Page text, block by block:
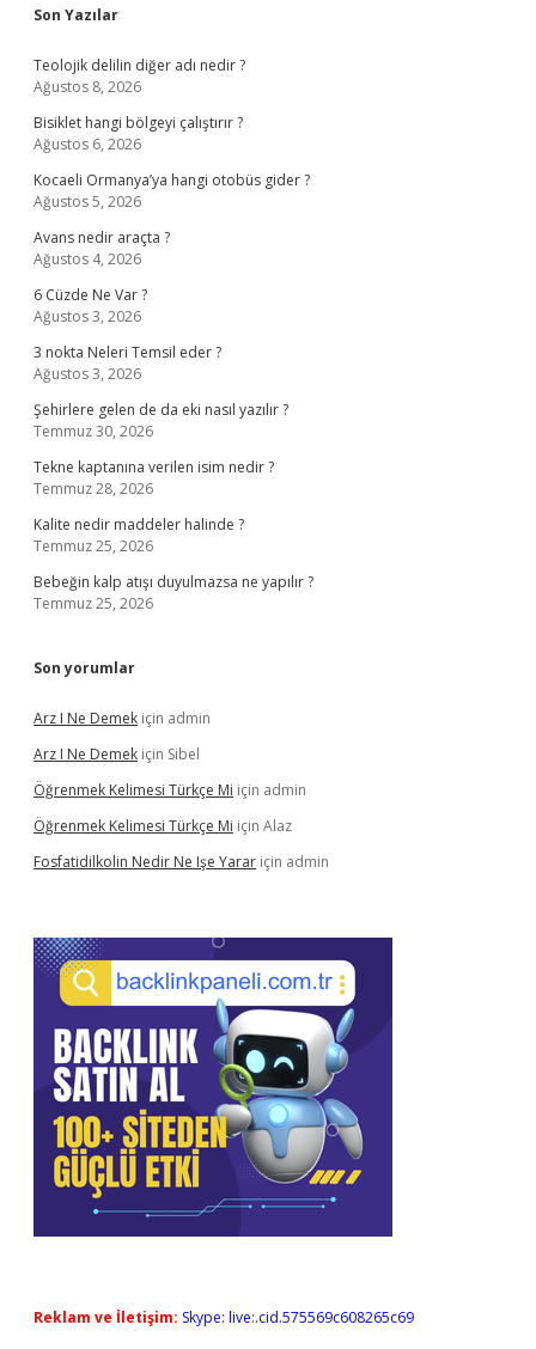
Sidebar
Son Yazılar
Teolojik delilin diğer adı nedir ?
Ağustos 8, 2026
Bisiklet hangi bölgeyi çalıştırır ?
Ağustos 6, 2026
Kocaeli Ormanya’ya hangi otobüs gider ?
Ağustos 5, 2026
Avans nedir araçta ?
Ağustos 4, 2026
6 Cüzde Ne Var ?
Ağustos 3, 2026
3 nokta Neleri Temsil eder ?
Ağustos 3, 2026
Şehirlere gelen de da eki nasıl yazılır ?
Temmuz 30, 2026
Tekne kaptanına verilen isim nedir ?
Temmuz 28, 2026
Kalite nedir maddeler halinde ?
Temmuz 25, 2026
Bebeğin kalp atışı duyulmazsa ne yapılır ?
Temmuz 25, 2026
Son yorumlar
Arz I Ne Demek için admin
Arz I Ne Demek için Sibel
Öğrenmek Kelimesi Türkçe Mi için admin
Öğrenmek Kelimesi Türkçe Mi için Alaz
Fosfatidilkolin Nedir Ne Işe Yarar için admin
Reklam ve İletişim: Skype: live:.cid.575569c608265c69